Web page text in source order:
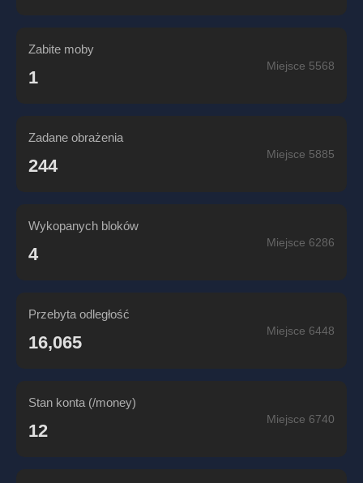
Zabite moby
1
Miejsce 5568
Zadane obrażenia
244
Miejsce 5885
Wykopanych bloków
4
Miejsce 6286
Przebyta odległość
16,065
Miejsce 6448
Stan konta (/money)
12
Miejsce 6740